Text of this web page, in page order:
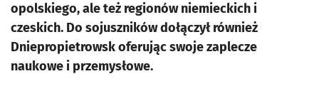
opolskiego, ale też regionów niemieckich i
czeskich. Do sojuszników dołączył również
Dniepropietrowsk oferując swoje zaplecze
naukowe i przemysłowe.